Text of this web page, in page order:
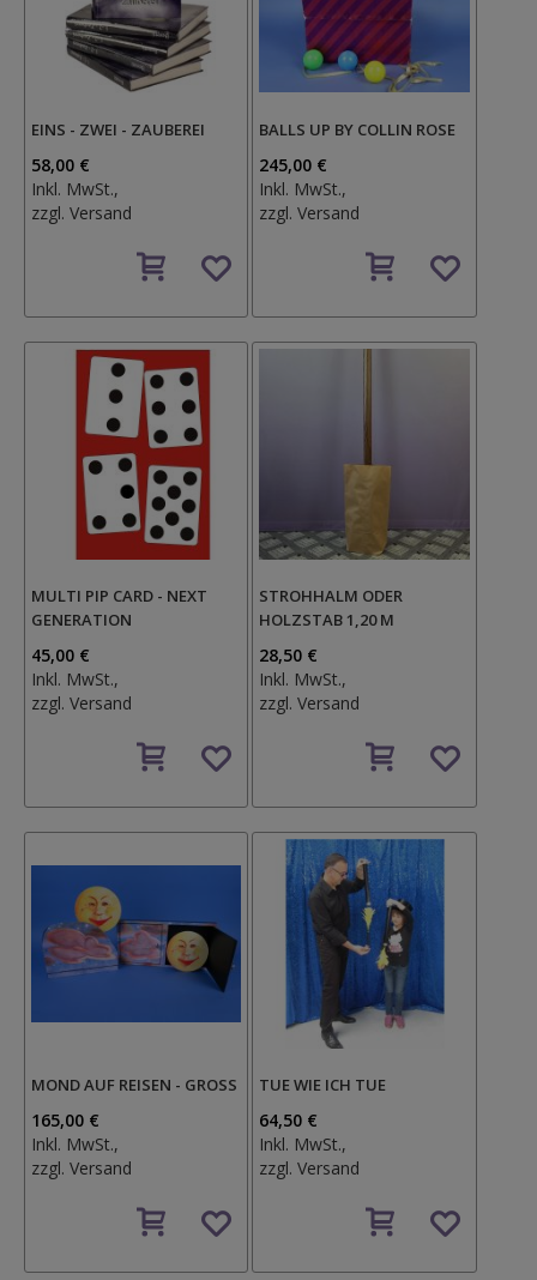
EINS - ZWEI - ZAUBEREI
58,00 €
Inkl. MwSt.,
zzgl. Versand
den
BALLS UP BY COLLIN ROSE
245,00 €
Inkl. MwSt.,
zzgl.Versand
den
MULTI PIP CARD - NEXT
GENERATION
45,00 €
Inkl. MwSt.,
zzgl. Versand
den
STROHHALM ODER
HOLZSTAB 1,20 M
28,50 €
Inkl. MwSt.,
zzgl.Versand
den
MOND AUF REISEN - GROSS
165,00 €
Inkl. MwSt.,
zzgl. Versand
den
TUE WIE ICH TUE
64,50 €
Inkl. MwSt.,
zzgl.Versand
den